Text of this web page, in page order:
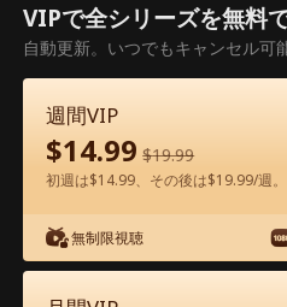
こちらは有料のエ
聴いただくには
60今
アプリ内
VIPで全シリーズを無料
自動更新。いつでもキャンセル可能
週間VIP
$14.99 $19.99
初週は$14.99、その後は$19.99/週。
無制限視聴